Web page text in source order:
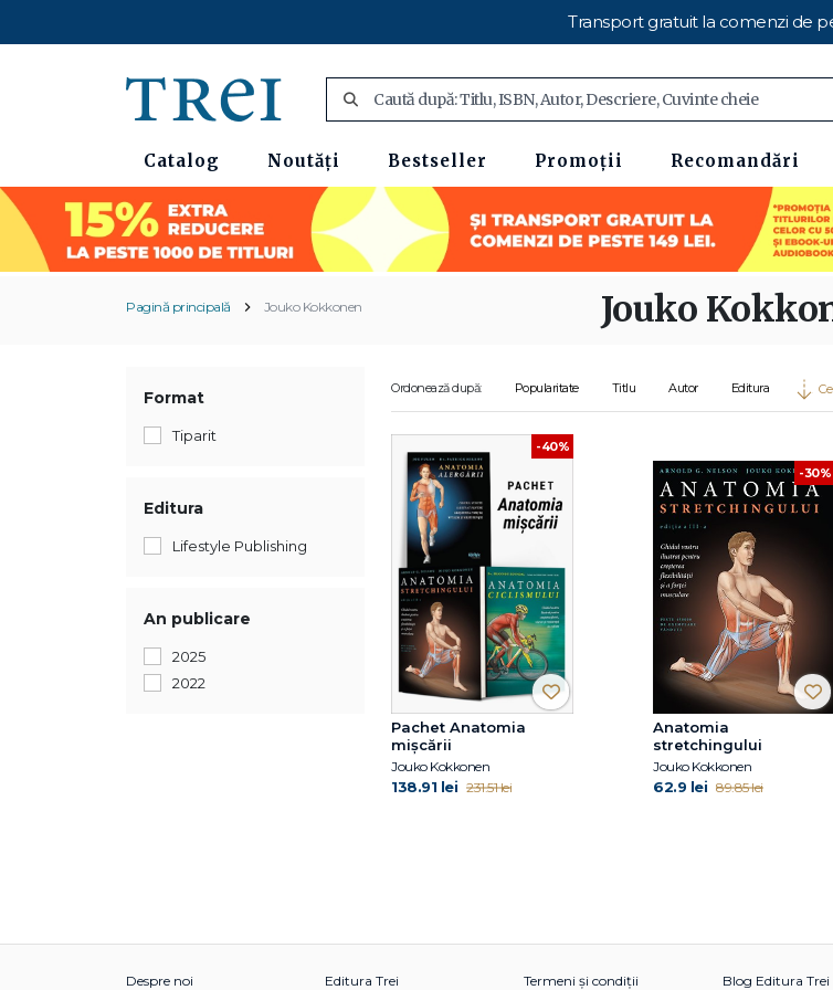
Transport gratuit la comenzi de
Catalog Noutăți Bestseller Promoții Recomandări
Pagină principală Jouko Kokkonen Jouko
Format
Tiparit
Editura
Lifestyle Publishing
An publicare
2025
2022
Ordonează după: Popularitate Titlu Autor Editura
-40%
Pachet Anatomia
mișcării
Jouko Kokkonen
138.91 lei 231.51 lei
-30%
Anatomia
stretchingului
Jouko Kokkonen
62.9 lei 89.85 lei
Despre noi Editura Trei Termeni și condiții Blog Editura Trei